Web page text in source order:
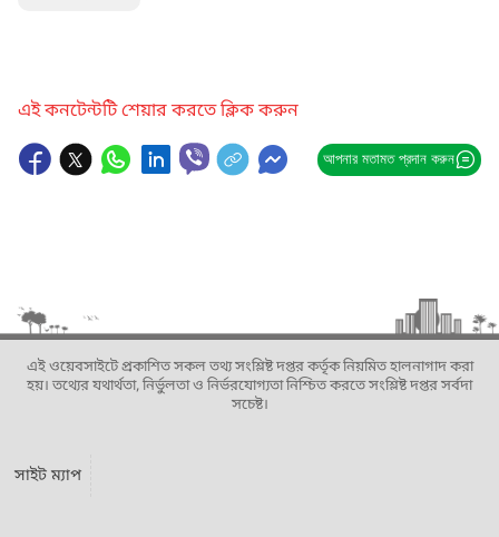
এই কনটেন্টটি শেয়ার করতে ক্লিক করুন
আপনার মতামত প্রদান করুন
এই ওয়েবসাইটে প্রকাশিত সকল তথ্য সংশ্লিষ্ট দপ্তর কর্তৃক নিয়মিত হালনাগাদ করা
হয়। তথ্যের যথার্থতা, নির্ভুলতা ও নির্ভরযোগ্যতা নিশ্চিত করতে সংশ্লিষ্ট দপ্তর সর্বদা
সচেষ্ট।
সাইট ম্যাপ